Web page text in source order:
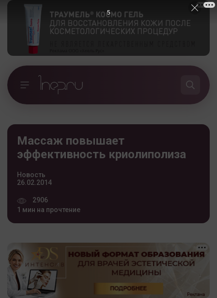
Массаж повышает
эффективность криолиполиза
Новость
26.02.2014
2906
1 мин на прочтение
5